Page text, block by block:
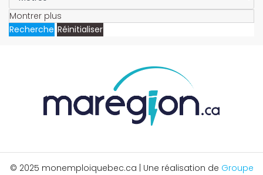
Montrer plus
Recherche Réinitialiser
© 2025 monemploiquebec.ca | Une réalisation de Groupe